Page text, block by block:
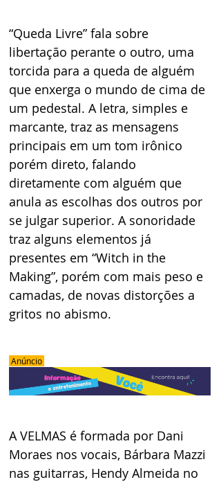
“Queda Livre” fala sobre
libertação perante o outro, uma
torcida para a queda de alguém
que enxerga o mundo de cima de
um pedestal. A letra, simples e
marcante, traz as mensagens
principais em um tom irônico
porém direto, falando
diretamente com alguém que
anula as escolhas dos outros por
se julgar superior. A sonoridade
traz alguns elementos já
presentes em “Witch in the
Making”, porém com mais peso e
camadas, de novas distorções a
gritos no abismo.
Anúncio
A VELMAS é formada por Dani
Moraes nos vocais, Bárbara Mazzi
nas guitarras, Hendy Almeida no